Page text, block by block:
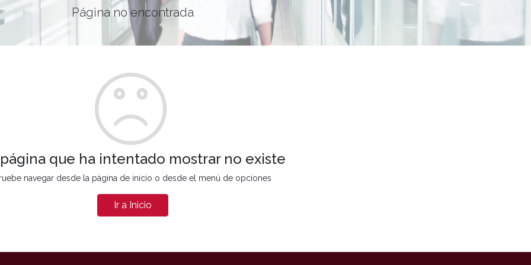
Página no encontrada
que ha intentado mostrar no existe
navegar desde la página de inicio o desde el menú de opciones
Ir a Inicio